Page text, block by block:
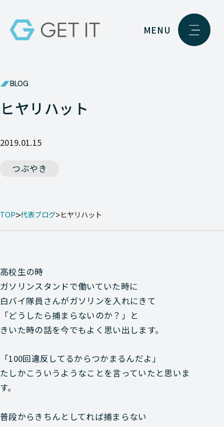
MENU
BLOG
ヒヤリハット
2019.01.15
つぶやき
TOP 代表ブログ ヒヤリハット
高校生の時
ガソリンスタンドで働いていた時に
白バイ隊員さんがガソリンを入れにきて
「どうしたら捕まらないのか？」と
きいた時の話を今でもよく思い出します。
「100回違反してるからつかまるんだよ」
たしかこういうようなことを言っていたと思いま
す。
普段からきちんとしてれば捕まらない